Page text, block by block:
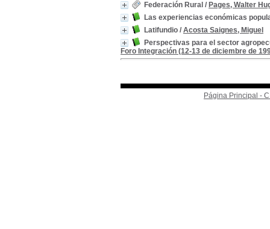
Federación Rural / Pages, Walter
Las experiencias económicas
Latifundio / Acosta Saignes, Miguel
Perspectivas para el sector
Foro Integración (12-13 de diciembre de
Página Principal -